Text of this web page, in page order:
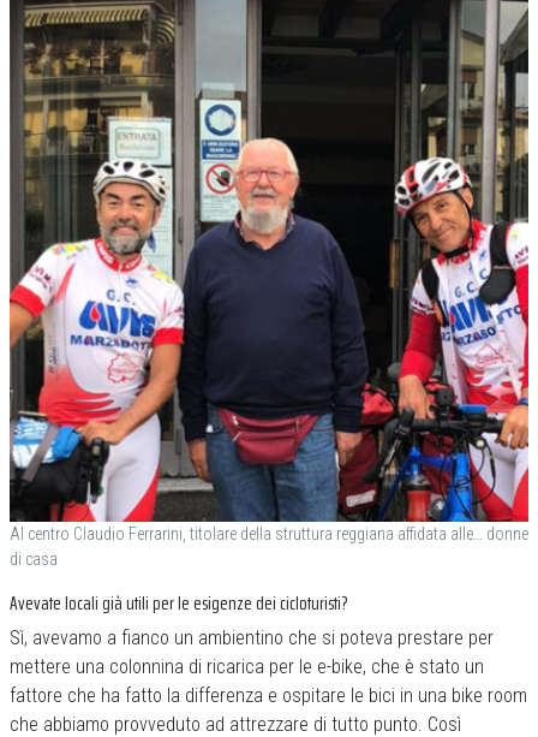
Al centro Claudio Ferrarini, titolare della struttura reggiana affidata alle… donne
di casa
Avevate locali già utili per le esigenze dei cicloturisti?
Sì, avevamo a fianco un ambientino che si poteva prestare per
mettere una colonnina di ricarica per le e-bike, che è stato un
fattore che ha fatto la differenza e ospitare le bici in una bike room
che abbiamo provveduto ad attrezzare di tutto punto. Così